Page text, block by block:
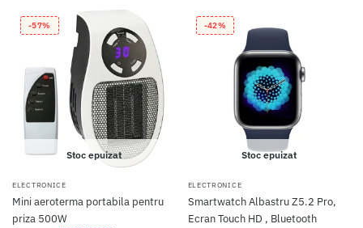
-57%
Stoc epuizat
ELECTRONICE
Mini aeroterma portabila pentru
priza 500W
-42%
Stoc epuizat
ELECTRONICE
Smartwatch Albastru Z5.2 Pro,
Ecran Touch HD , Bluetooth